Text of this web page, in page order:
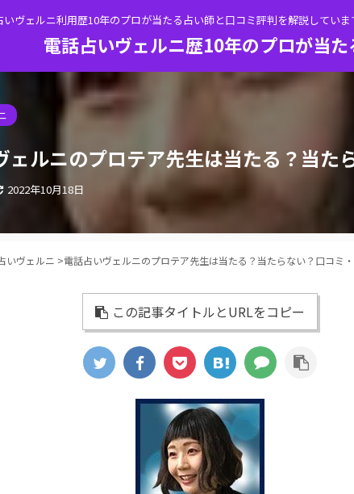
いヴェルニ利用歴10年のプロが当たる占い師と口コミ評判を解説してい
電話占いヴェルニ歴10年のプロが当
ェルニのプロテア先生は当たる？当た
2022年10月18日
いヴェルニ >電話占いヴェルニのプロテア先生は当たる？当たらない？口コミ・
この記事タイトルとURLをコピー